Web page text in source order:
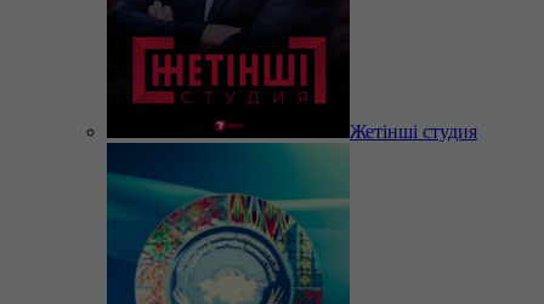
Жетінші студия